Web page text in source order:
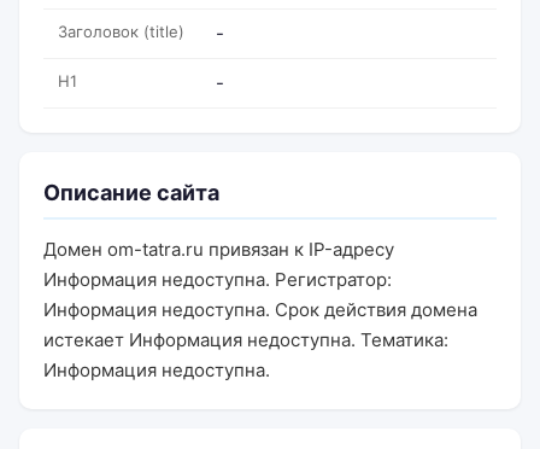
Заголовок (title) -
H1 -
Описание сайта
Домен om-tatra.ru привязан к IP-адресу
Информация недоступна. Регистратор:
Информация недоступна. Срок действия домена
истекает Информация недоступна. Тематика:
Информация недоступна.